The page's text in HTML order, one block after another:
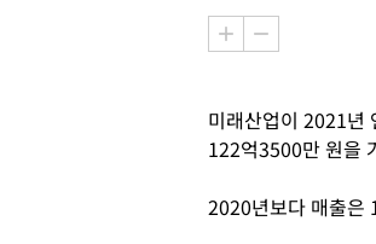
미래산업이 2021년
122억3500만 원을
2020년보다 매출은